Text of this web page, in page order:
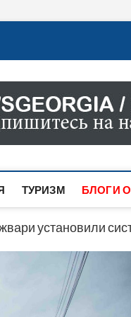
О СОБЫТИЯХ
ПОЛИТИКИ,
ТУРИЗМ БЛОГИ
установили